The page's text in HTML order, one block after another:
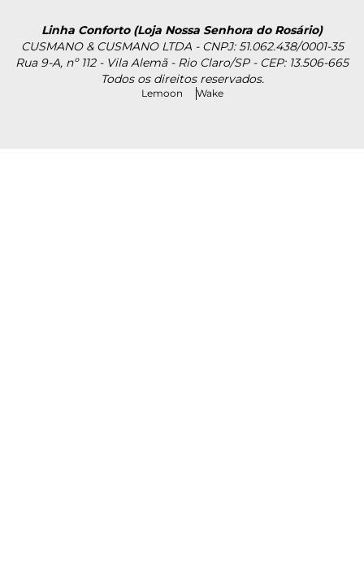
Linha Conforto (Loja Nossa Senhora do Rosário)
CUSMANO & CUSMANO LTDA - CNPJ: 51.062.438/0001-35
Rua 9-A, nº 112 - Vila Alemã - Rio Claro/SP - CEP: 13.506-665
Todos os direitos reservados.
Lemoon Wake